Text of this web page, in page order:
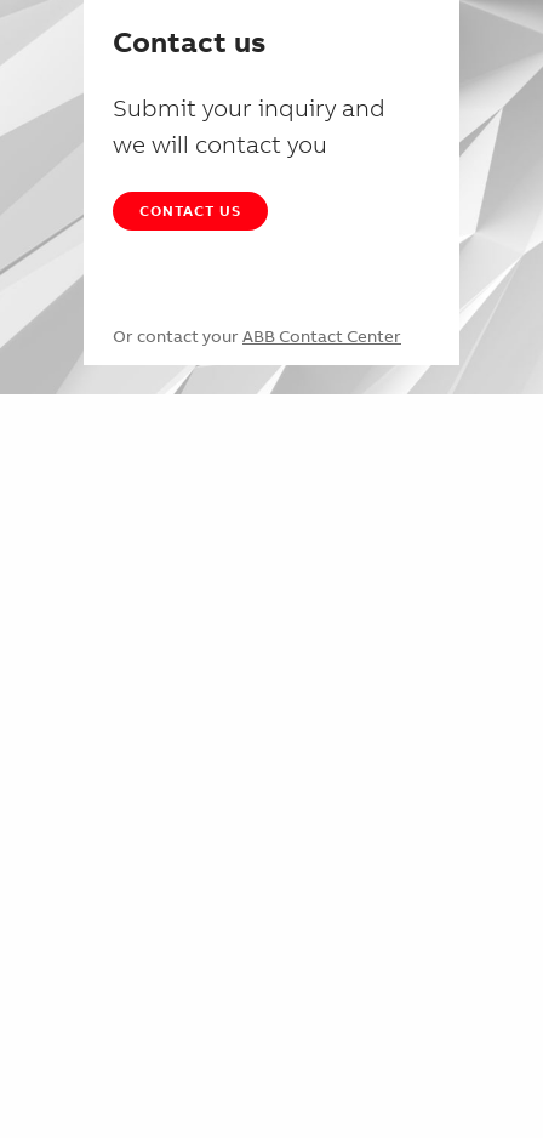
Contact us
Submit your inquiry and
we will contact you
CONTACT US
Or contact your ABB Contact Center